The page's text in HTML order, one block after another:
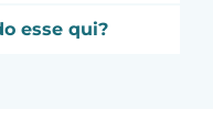
esse qui?